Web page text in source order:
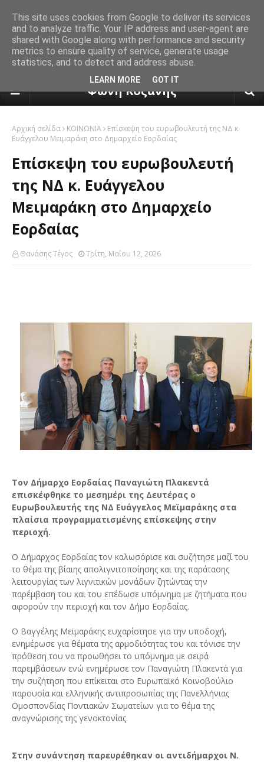
πρόγνωση καιρού από το
Φωνή Κοζάνης
Αρχική σελίδα ΚΟΙΝΩΝΙΑ
Επίσκεψη του ευρωβουλευτή της ΝΔ κ.
Ευάγγελου Μειμαράκη στο Δημαρχείο Εορδαίας
Επίσκεψη του ευρωβουλευτή
της ΝΔ κ. Ευάγγελου
Μειμαράκη στο Δημαρχείο
Εορδαίας
Θανάσης Τέγος Τρίτη, Μαΐου 12, 2026
Τον Δήμαρχο Εορδαίας Παναγιώτη Πλακεντά
επισκέφθηκε το μεσημέρι της Δευτέρας ο
Ευρωβουλευτής της ΝΔ Ευάγγελος Μεϊμαράκης στα
πλαίσια προγραμματισμένης επίσκεψης στην
περιοχή.
Ο Δήμαρχος Εορδαίας τον καλωσόρισε και συζήτησε μαζί του
το θέμα της βίαιης απολιγνιτοποίησης και της παράτασης
λειτουργίας των λιγνιτικών μονάδων ζητώντας την
παρέμβαση του και του επέδωσε υπόμνημα με ζητήματα που
αφορούν την περιοχή και τον Δήμο Εορδαίας.
Ο Βαγγέλης Μεϊμαράκης ευχαρίστησε για την υποδοχή,
ενημέρωσε για θέματα της αρμοδιότητας του και τόνισε την
πρόθεση του να προωθήσει το υπόμνημα με σειρά
παρεμβάσεων ενώ ενημέρωσε τον Παναγιώτη Πλακεντά για
την συζήτηση που επίκειται στο Ευρωπαϊκό Κοινοβούλιο
παρουσία και ελληνικής αντιπροσωπίας της Πανελλήνιας
Ομοσπονδίας Ποντιακών Σωματείων για το θέμα της
αναγνώρισης της γενοκτονίας.
Στην συνάντηση παρευρέθηκαν οι αντιδήμαρχοι Ν.
This site uses cookies from Google to deliver its services
and to analyze traffic. Your IP address and user-agent are
shared with Google along with performance and security
metrics to ensure quality of service, generate usage
statistics, and to detect and address abuse.
LEARN MORE GOT IT